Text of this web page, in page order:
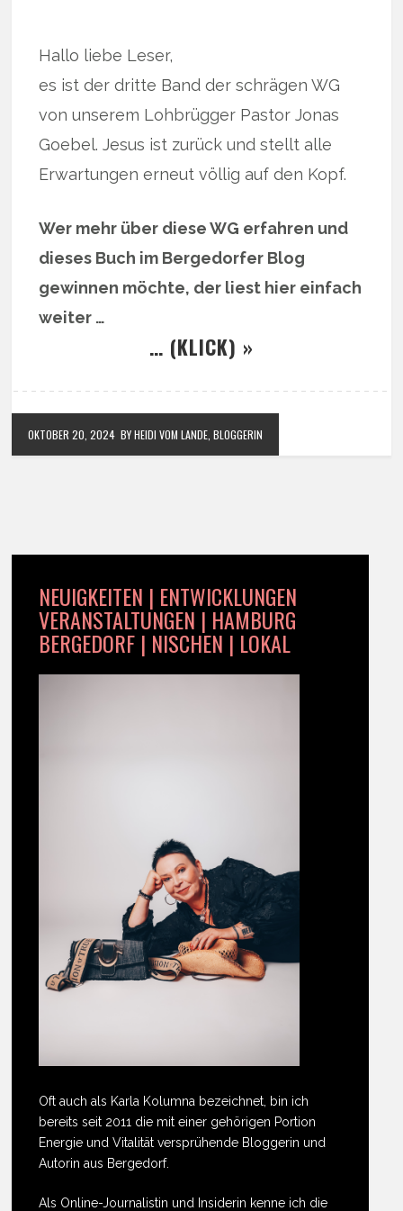
Hallo liebe Leser,
es ist der dritte Band der schrägen WG
von unserem Lohbrügger Pastor Jonas
Goebel. Jesus ist zurück und stellt alle
Erwartungen erneut völlig auf den Kopf.
Wer mehr über diese WG erfahren und
dieses Buch im Bergedorfer Blog
gewinnen möchte, der liest hier einfach
weiter …
… (KLICK) »
OKTOBER 20, 2024 BY HEIDI VOM LANDE, BLOGGERIN
NEUIGKEITEN | ENTWICKLUNGEN
VERANSTALTUNGEN | HAMBURG
BERGEDORF | NISCHEN | LOKAL
Oft auch als Karla Kolumna bezeichnet, bin ich
bereits seit 2011 die mit einer gehörigen Portion
Energie und Vitalität versprühende Bloggerin und
Autorin aus Bergedorf.
Als Online-Journalistin und Insiderin kenne ich die